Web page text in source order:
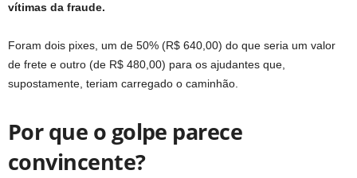
vítimas da fraude.
Foram dois pixes, um de 50% (R$ 640,00) do que seria um valor
de frete e outro (de R$ 480,00) para os ajudantes que,
supostamente, teriam carregado o caminhão.
Por que o golpe parece
convincente?